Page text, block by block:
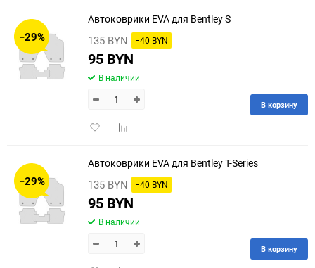
−29%
Автоковрики EVA для Bentley S
135 BYN −40 BYN
95 BYN
В наличии
ДобавитьДобавить
В корзину
−29%
Автоковрики EVA для Bentley T-Series
135 BYN −40 BYN
95 BYN
В наличии
В корзину